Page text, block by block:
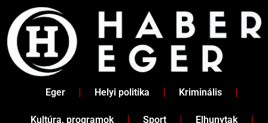
content
Eger Helyi politika Kriminális
Kultúra, programok Sport Elhunytak